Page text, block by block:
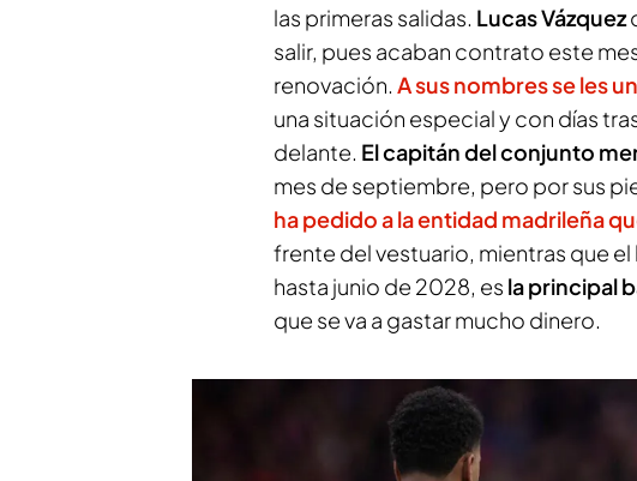
las primeras salidas. Lucas Vázquez
salir, pues acaban contrato este
renovación. A sus nombres se les
una situación especial y con días
delante. El capitán del conjunto
mes de septiembre, pero por sus
ha pedido a la entidad madrileña
frente del vestuario, mientras que
hasta junio de 2028, es la principal
que se va a gastar mucho dinero.